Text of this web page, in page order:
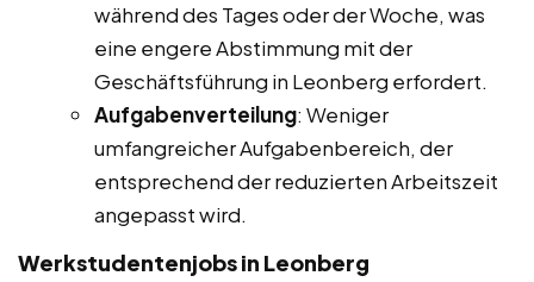
während des Tages oder der Woche, was
eine engere Abstimmung mit der
Geschäftsführung in Leonberg erfordert.
Aufgabenverteilung: Weniger
umfangreicher Aufgabenbereich, der
entsprechend der reduzierten Arbeitszeit
angepasst wird.
Werkstudentenjobs in Leonberg